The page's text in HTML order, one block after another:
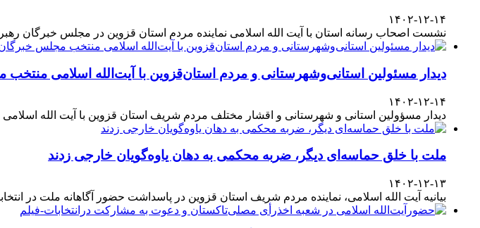
۱۴۰۲-۱۲-۱۴
نشست اصحاب رسانه استان با آیت الله اسلامی نماینده مردم استان قزوین در مجلس خبرگان
دیدار مسئولین استانی‌وشهرستانی و مردم‌ استان‌قزوین با آیت‌الله‌ اسلامی
۱۴۰۲-۱۲-۱۴
دیدار مسؤولین استانی و شهرستانی و اقشار مختلف مردم شریف استان قزوین با آیت الله
ملت با خلق حماسه‌ای دیگر، ضربه محکمی به دهان یاوه‌گویان خارجی زدند
۱۴۰۲-۱۲-۱۳
بیانیه آیت الله اسلامی، نماینده مردم شریف استان قزوین در پاسداشت حضور آگاهانه ملت در انتخابات ۱۱ اسفند۱۴۰۲ بسم الله الرحمن الرحیم بار دیگر حضور